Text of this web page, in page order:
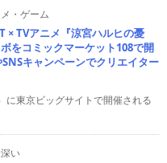
・ゲーム
× TVアニメ『涼宮ハルヒの憂
をコミックマーケット108で開
キャンペーンでクリエイター
に東京ビッグサイトで開催される
い